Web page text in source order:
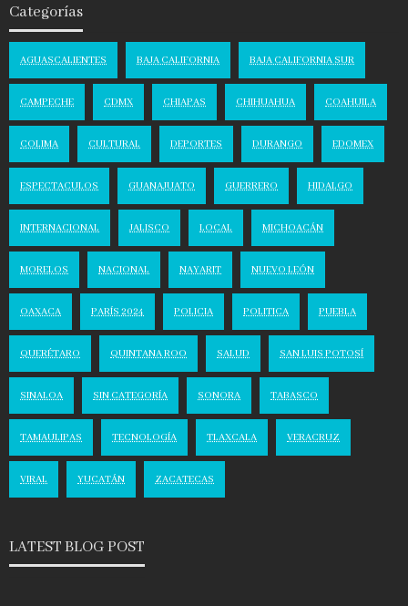
Categorías
AGUASCALIENTES BAJA CALIFORNIA BAJA CALIFORNIA SUR
CAMPECHE CDMX CHIAPAS CHIHUAHUA COAHUILA
COLIMA CULTURAL DEPORTES DURANGO EDOMEX
ESPECTACULOS GUANAJUATO GUERRERO HIDALGO
INTERNACIONAL JALISCO LOCAL MICHOACÁN
MORELOS NACIONAL NAYARIT NUEVO LEÓN
OAXACA PARÍS 2024 POLICIA POLITICA PUEBLA
QUERÉTARO QUINTANA ROO SALUD SAN LUIS POTOSÍ
SINALOA SIN CATEGORÍA SONORA TABASCO
TAMAULIPAS TECNOLOGÍA TLAXCALA VERACRUZ
VIRAL YUCATÁN ZACATECAS
LATEST BLOG POST